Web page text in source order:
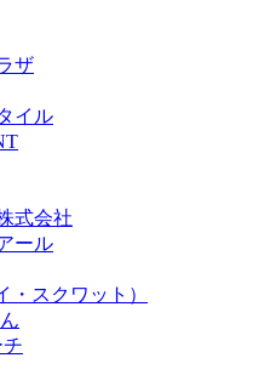
ザ
イル
式会社
ール
スクワット）